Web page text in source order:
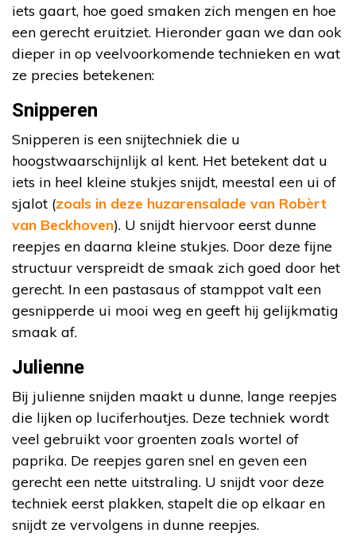
iets gaart, hoe goed smaken zich mengen en hoe
een gerecht eruitziet. Hieronder gaan we dan ook
dieper in op veelvoorkomende technieken en wat
ze precies betekenen:
Snipperen
Snipperen is een snijtechniek die u
hoogstwaarschijnlijk al kent. Het betekent dat u
iets in heel kleine stukjes snijdt, meestal een ui of
sjalot (zoals in deze huzarensalade van Robèrt
van Beckhoven). U snijdt hiervoor eerst dunne
reepjes en daarna kleine stukjes. Door deze fijne
structuur verspreidt de smaak zich goed door het
gerecht. In een pastasaus of stamppot valt een
gesnipperde ui mooi weg en geeft hij gelijkmatig
smaak af.
Julienne
Bij julienne snijden maakt u dunne, lange reepjes
die lijken op luciferhoutjes. Deze techniek wordt
veel gebruikt voor groenten zoals wortel of
paprika. De reepjes garen snel en geven een
gerecht een nette uitstraling. U snijdt voor deze
techniek eerst plakken, stapelt die op elkaar en
snijdt ze vervolgens in dunne reepjes.